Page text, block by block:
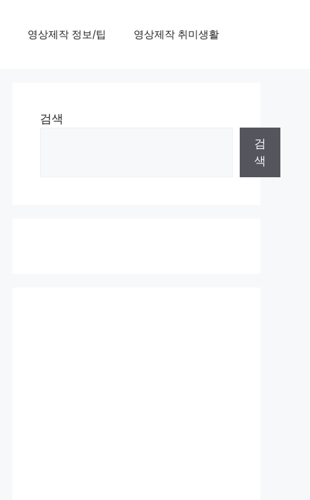
영상제작 정보/팁 영상제작 취미생활
검색
검
색